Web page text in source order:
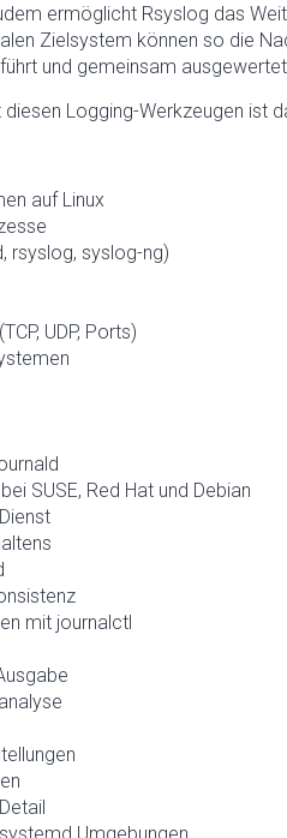
ermöglicht Rsyslog das
Zielsystem können so die
und gemeinsam ausgewertet
Logging-Werkzeugen ist
auf Linux
rsyslog, syslog-ng)
UDP, Ports)
SUSE, Red Hat und Debian
mit journalctl
Umgebungen